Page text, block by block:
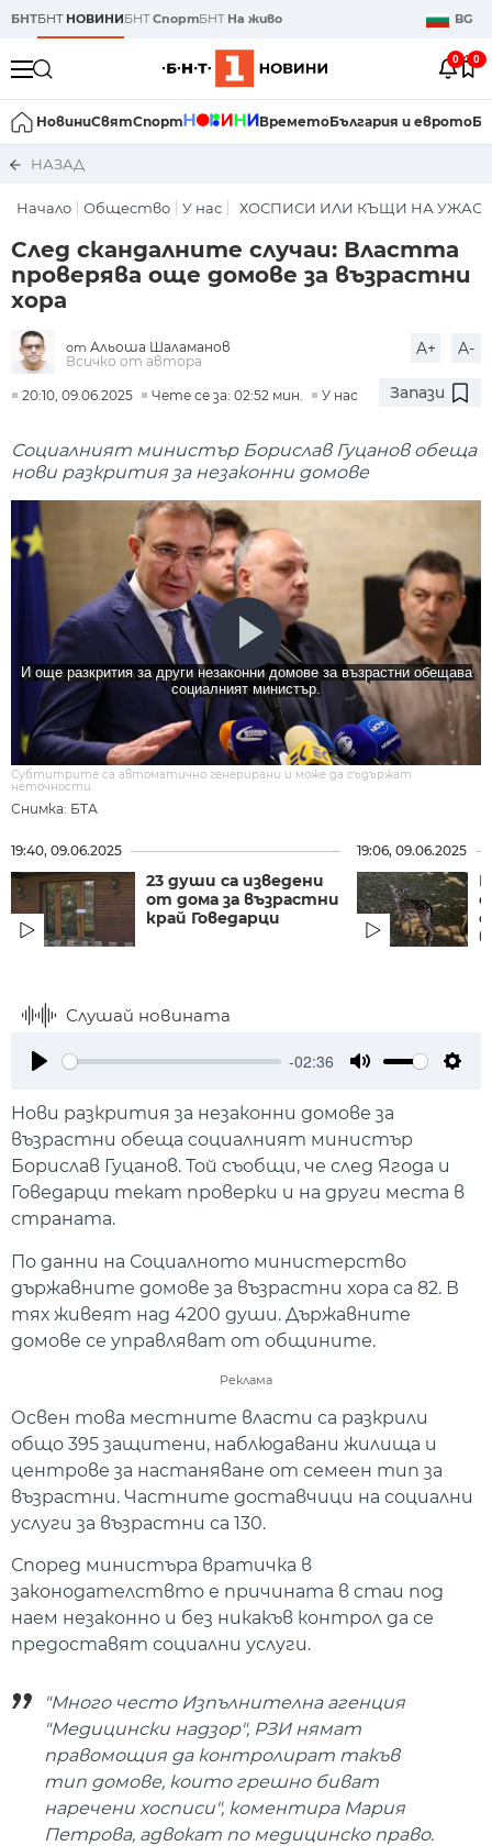
БНТБНТ НОВИНИБНТСпортБНТ На живо BG
0 0
НовиниСвятСпорт ВреметоБългария и еврото
НАЗАД
Начало Общество У нас ХОСПИСИ ИЛИ КЪЩИ НА
След скандалните случаи: Властта
проверява още домове за възрастни
хора
от Альоша Шаламанов
Всичко от автора
A+ A-
20:10, 09.06.2025 Чете се за: 02:52 мин. У нас Запази
Социалният министър Борислав Гуцанов обеща
нови разкрития за незаконни домове
И още разкрития за други незаконни домове за възрастни обещава
социалният министър.
Снимка: БТА
Субтитрите са автоматично генерирани и може да съдържат
неточности.
19:40, 09.06.2025
23 души са изведени
от дома за възрастни
край Говедарци
19:06, 09.06.2025
Слушай новината
-02:36
Нови разкрития за незаконни домове за
възрастни обеща социалният министър
Борислав Гуцанов. Той съобщи, че след Ягода и
Говедарци текат проверки и на други места в
страната.
По данни на Социалното министерство
държавните домове за възрастни хора са 82. В
тях живеят над 4200 души. Държавните
домове се управляват от общините.
Реклама
Освен това местните власти са разкрили
общо 395 защитени, наблюдавани жилища и
центрове за настаняване от семеен тип за
възрастни. Частните доставчици на социални
услуги за възрастни са 130.
Според министъра вратичка в
законодателствто е причината в стаи под
наем незаконно и без никакъв контрол да се
предоставят социални услуги.
"Много често Изпълнителна агенция
"Медицински надзор", РЗИ нямат
правомощия да контролират такъв
тип домове, които грешно биват
наречени хосписи", коментира Мария
Петрова, адвокат по медицинско право.